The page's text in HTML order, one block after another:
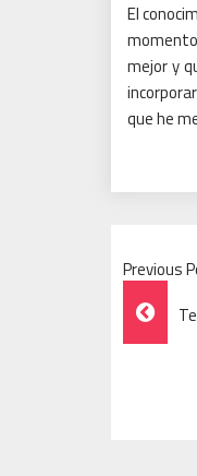
El
mejor y
que he
Previous
Post